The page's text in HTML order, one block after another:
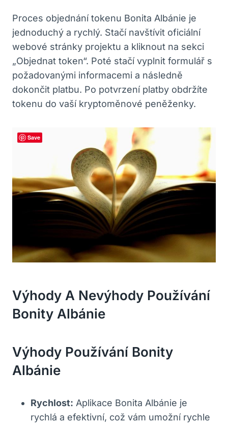
Proces objednání ⁣tokenu Bonita Albánie je
jednoduchý a rychlý. Stačí navštívit oficiální
webové stránky projektu‍ a kliknout na sekci
„Objednat token“. Poté stačí vyplnit formulář s
požadovanými informacemi a následně
dokončit platbu.​ Po potvrzení platby obdržíte
tokenu do ⁣vaší ⁣kryptoměnové peněženky.
Výhody ⁤a Nevýhody Používání
⁤Bonity Albánie
Výhody Používání Bonity
Albánie
Rychlost: Aplikace Bonita Albánie je
rychlá ‌a ‌efektivní, což vám umožní rychle
Save